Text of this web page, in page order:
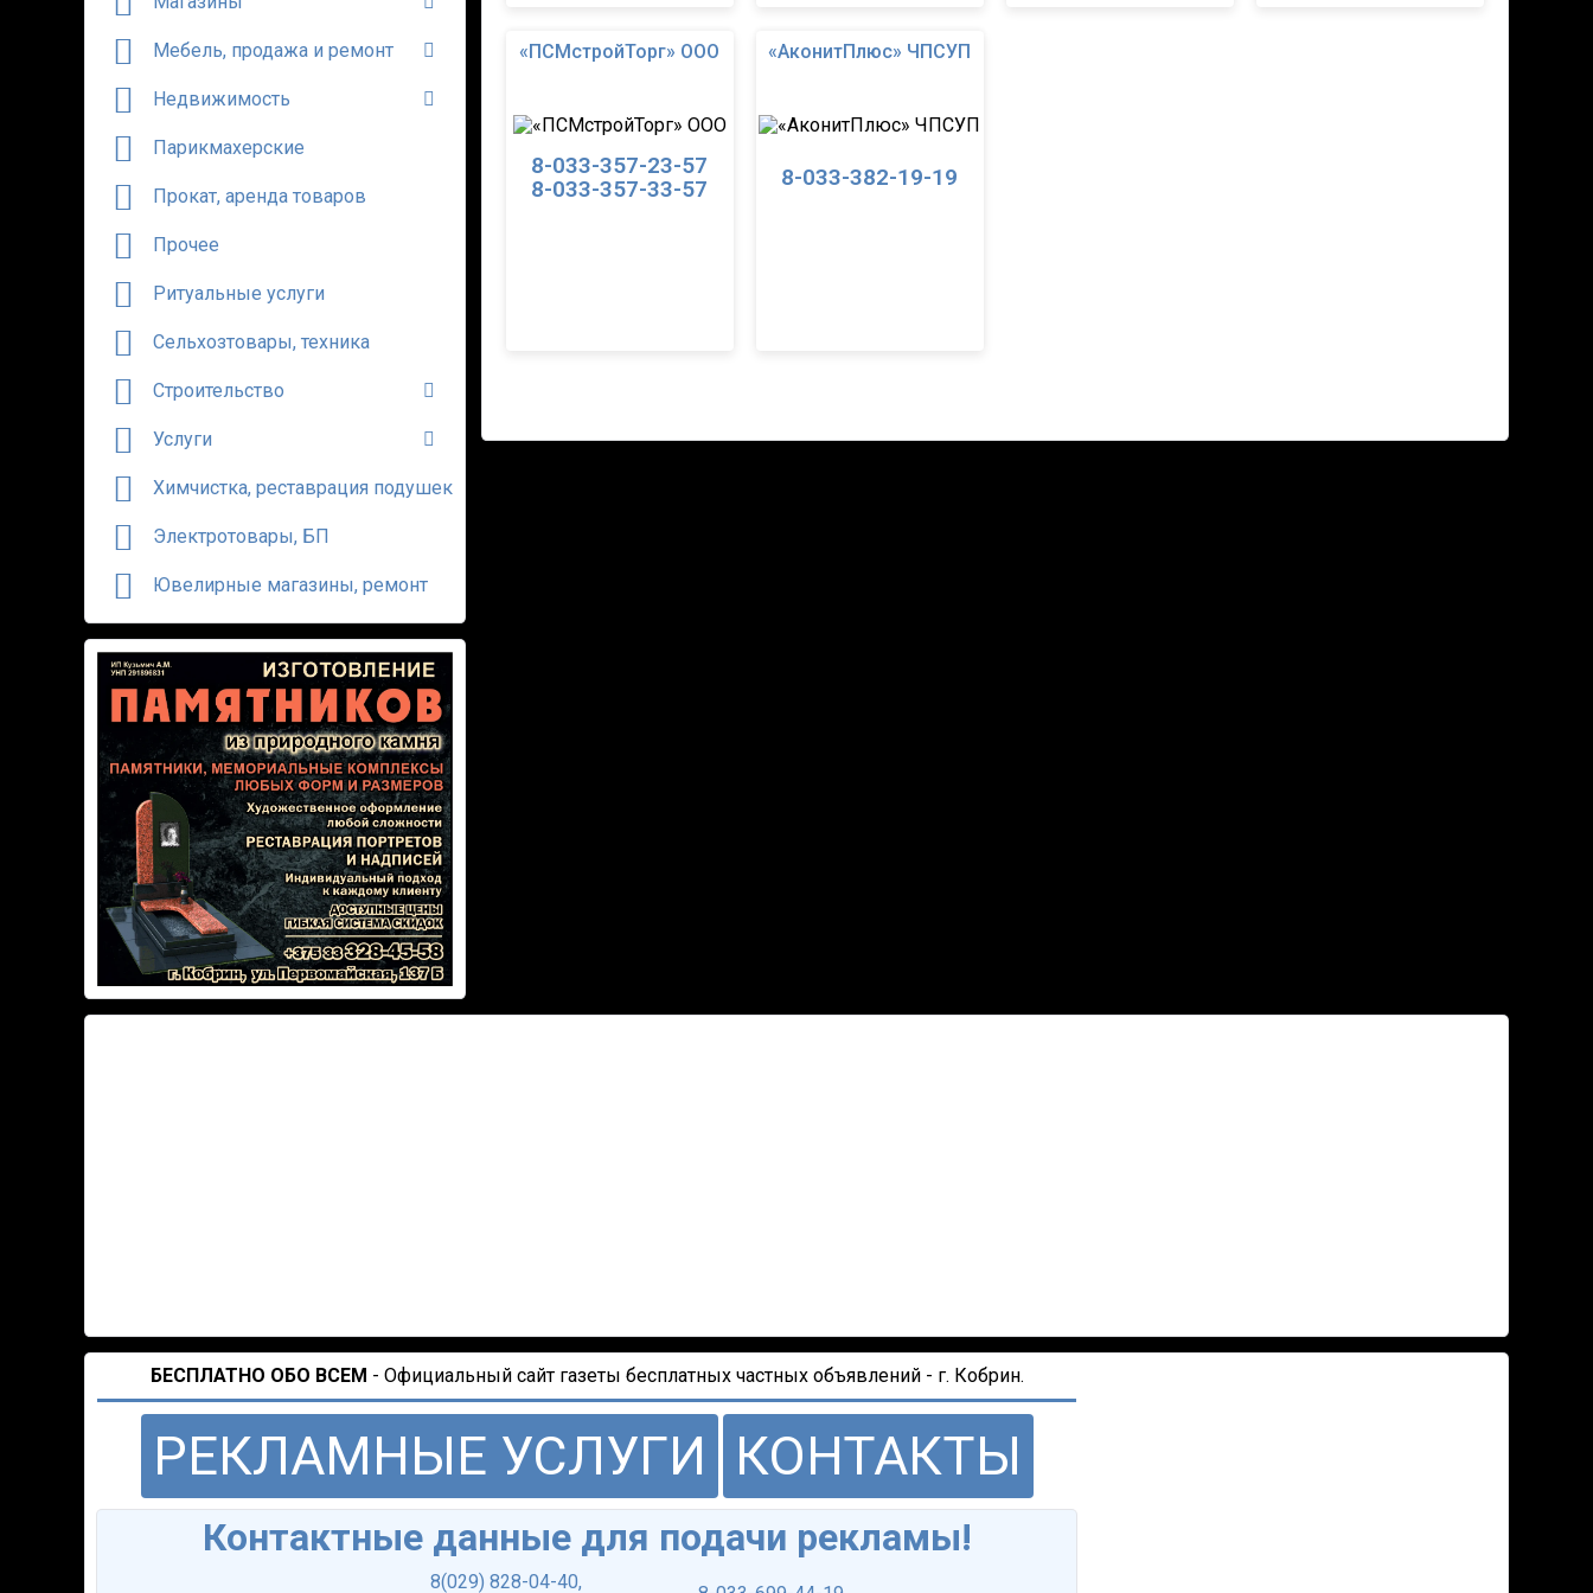
Мебель, продажа и ремонт
Недвижимость
Парикмахерские
Прокат, аренда товаров
Прочее
Ритуальные услуги
Сельхозтовары, техника
Строительство
Услуги
Химчистка, реставрация подушек
Электротовары, БП
Ювелирные магазины, ремонт
«ПСМстройТорг» ООО
8-033-357-23-57
8-033-357-33-57
«АконитПлюс» ЧПСУП
8-033-382-19-19
БЕСПЛАТНО ОБО ВСЕМ - Официальный сайт газеты бесплатных частных объявлений - г. Кобрин.
РЕКЛАМНЫЕ УСЛУГИ КОНТАКТЫ
Контактные данные для подачи рекламы!
8(029) 828-04-40,